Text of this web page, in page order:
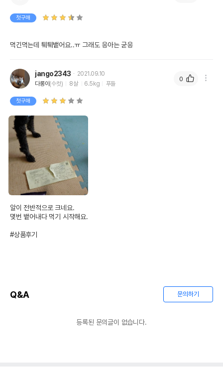
첫구매
먹긴먹는데 퉤퉤뱉어요..ㅠ 그래도 응아는 굳응
jango2343
2021.09.10
다롱이 (수컷) 8살 6.5kg 푸들
첫구매
알이 전반적으로 크네요.
몇번 뱉어내다 먹기 시작해요.
#상품후기
0
Q&A 문의하기
등록된 문의글이 없습니다.